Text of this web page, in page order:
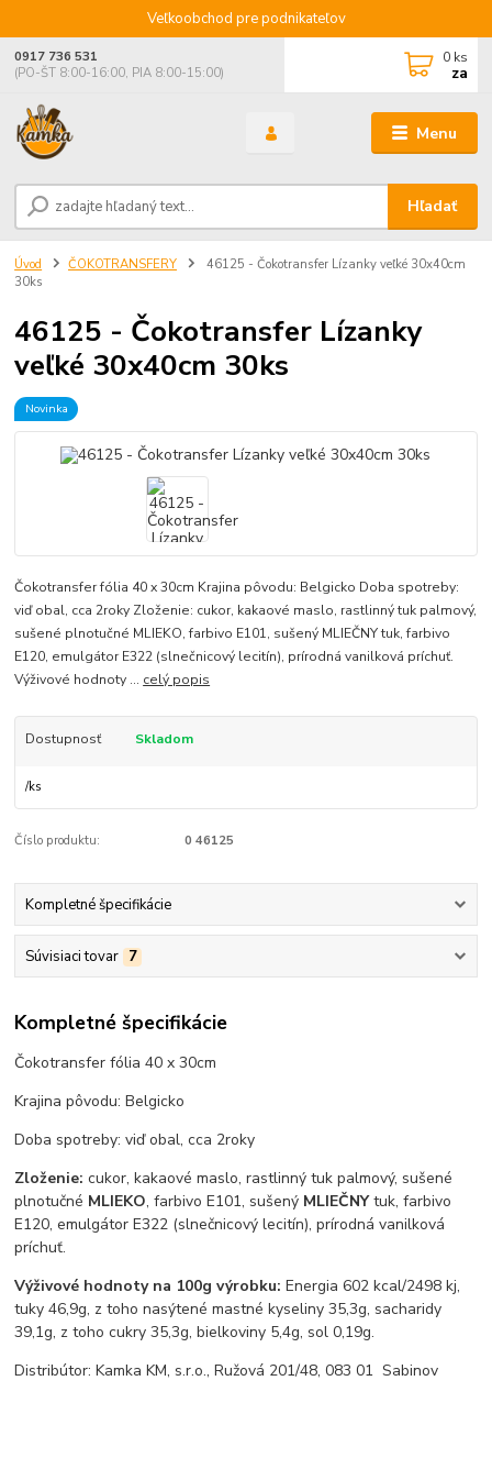
Veľkoobchod pre podnikateľov
Menu
Hľadať
0917 736 531
(PO-ŠT 8:00-16:00, PIA 8:00-15:00)
0 ks
za
Úvod ČOKOTRANSFERY
46125 - Čokotransfer Lízanky veľké 30x40cm
30ks
46125 - Čokotransfer Lízanky
veľké 30x40cm 30ks
Novinka
Čokotransfer fólia 40 x 30cm Krajina pôvodu: Belgicko Doba spotreby:
viď obal, cca 2roky Zloženie: cukor, kakaové maslo, rastlinný tuk palmový,
sušené plnotučné MLIEKO, farbivo E101, sušený MLIEČNY tuk, farbivo
E120, emulgátor E322 (slnečnicový lecitín), prírodná vanilková príchuť.
Výživové hodnoty ... celý popis
Dostupnosť Skladom
/ks
Číslo produktu: 0 46125
Kompletné špecifikácie
Súvisiaci tovar 7
Kompletné špecifikácie
Čokotransfer fólia 40 x 30cm
Krajina pôvodu: Belgicko
Doba spotreby: viď obal, cca 2roky
Zloženie:cukor, kakaové maslo, rastlinný tuk palmový, sušené
plnotučné MLIEKO, farbivo E101, sušený MLIEČNYtuk, farbivo
E120, emulgátor E322 (slnečnicový lecitín), prírodná vanilková
príchuť.
Výživové hodnoty na 100g výrobku:Energia 602 kcal/2498 kj,
tuky 46,9g, z toho nasýtené mastné kyseliny 35,3g, sacharidy
39,1g, z toho cukry 35,3g, bielkoviny 5,4g, sol 0,19g.
Distribútor: Kamka KM, s.r.o., Ružová 201/48, 083 01 Sabinov